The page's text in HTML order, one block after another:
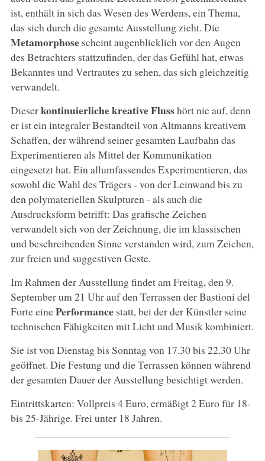
ist, enthält in sich das Wesen des Werdens, ein Thema,
das sich durch die gesamte Ausstellung zieht. Die
Metamorphosescheint augenblicklich vor den Augen
des Betrachters stattzufinden, der das Gefühl hat, etwas
Bekanntes und Vertrautes zu sehen, das sich gleichzeitig
verwandelt.
Dieserkontinuierliche kreative Flusshört nie auf, denn
er ist ein integraler Bestandteil von Altmanns kreativem
Schaffen, der während seiner gesamten Laufbahn das
Experimentieren als Mittel der Kommunikation
eingesetzt hat. Ein allumfassendes Experimentieren, das
sowohl die Wahl des Trägers - von der Leinwand bis zu
den polymateriellen Skulpturen - als auch die
Ausdrucksform betrifft: Das grafische Zeichen
verwandelt sich von der Zeichnung, die im klassischen
und beschreibenden Sinne verstanden wird, zum Zeichen,
zur freien und suggestiven Geste.
Im Rahmen der Ausstellung findet am Freitag, den 9.
September um 21 Uhr auf den Terrassen der Bastioni del
Forte einePerformancestatt, bei der der Künstler seine
technischen Fähigkeiten mit Licht und Musik kombiniert.
Sie ist von Dienstag bis Sonntag von 17.30 bis 22.30 Uhr
geöffnet. Die Festung und die Terrassen können während
der gesamten Dauer der Ausstellung besichtigt werden.
Eintrittskarten: Vollpreis 4 Euro, ermäßigt 2 Euro für 18-
bis 25-Jährige. Frei unter 18 Jahren.